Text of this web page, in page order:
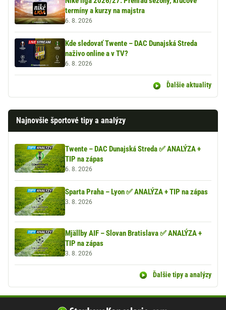
termíny a kurzy na majstra
6. 8. 2026
Kde sledovať Twente – DAC Dunajská Streda
naživo online a v TV?
6. 8. 2026
Ďalšie aktuality
Najnovšie športové tipy a analýzy
Twente – DAC Dunajská Streda ✅ ANALÝZA +
TIP na zápas
6. 8. 2026
Sparta Praha – Lyon ✅ ANALÝZA + TIP na zápas
3. 8. 2026
Mjällby AIF – Slovan Bratislava ✅ ANALÝZA +
TIP na zápas
3. 8. 2026
Ďalšie tipy a analýzy